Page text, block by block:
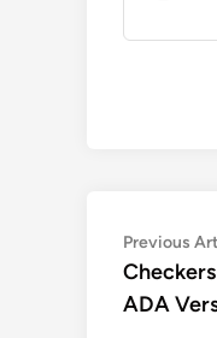
de
l’article
Previous
ADA